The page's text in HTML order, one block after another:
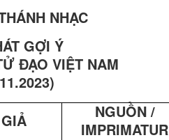
NHẠC
GỢI Ý
ĐẠO VIỆT NAM
NGUỒN /
IMPRIMATUR